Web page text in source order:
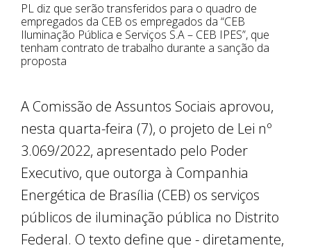
PL diz que serão transferidos para o quadro de
empregados da CEB os empregados da “CEB
Iluminação Pública e Serviços S.A – CEB IPES”, que
tenham contrato de trabalho durante a sanção da
proposta
A Comissão de Assuntos Sociais aprovou,
nesta quarta-feira (7), o projeto de Lei nº
3.069/2022, apresentado pelo Poder
Executivo, que outorga à Companhia
Energética de Brasília (CEB) os serviços
públicos de iluminação pública no Distrito
Federal. O texto define que - diretamente,